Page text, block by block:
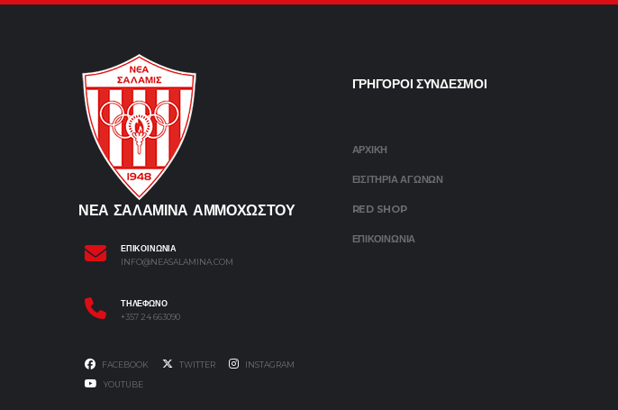
ΝΕΑ ΣΑΛΑΜΙΝΑ ΑΜΜΟΧΩΣΤΟΥ
ΕΠΙΚΟΙΝΩΝΙΑ
INFO@NEASALAMINA.COM
ΤΗΛΕΦΩΝΟ
+357 24 663090
FACEBOOK TWITTER INSTAGRAM
YOUTUBE
ΓΡΗΓΟΡΟΙ ΣΥΝΔΕΣΜΟΙ
ΑΡΧΙΚΗ
ΕΙΣΙΤΗΡΙΑ ΑΓΩΝΩΝ
RED SHOP
ΕΠΙΚΟΙΝΩΝΙΑ